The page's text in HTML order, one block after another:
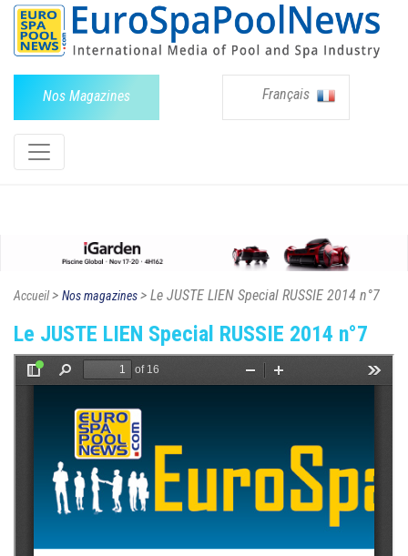
Nos Magazines Français
Accueil> Nos magazines> Le JUSTE LIEN Special RUSSIE 2014 n°7
Le JUSTE LIEN Special RUSSIE 2014 n°7